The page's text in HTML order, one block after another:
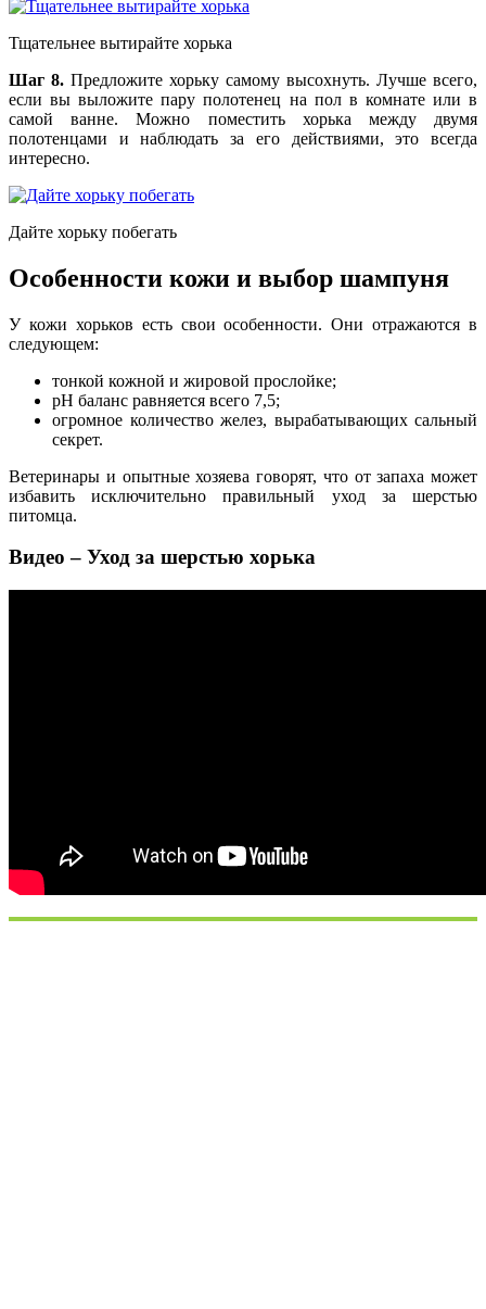
Тщательнее вытирайте хорька
Шаг 8. Предложите хорьку самому высохнуть. Лучше всего,
если вы выложите пару полотенец на пол в комнате или в
самой ванне. Можно поместить хорька между двумя
полотенцами и наблюдать за его действиями, это всегда
интересно.
Дайте хорьку побегать
Особенности кожи и выбор шампуня
У кожи хорьков есть свои особенности. Они отражаются в
следующем:
тонкой кожной и жировой прослойке;
pH баланс равняется всего 7,5;
огромное количество желез, вырабатывающих сальный
секрет.
Ветеринары и опытные хозяева говорят, что от запаха может
избавить исключительно правильный уход за шерстью
питомца.
Видео – Уход за шерстью хорька